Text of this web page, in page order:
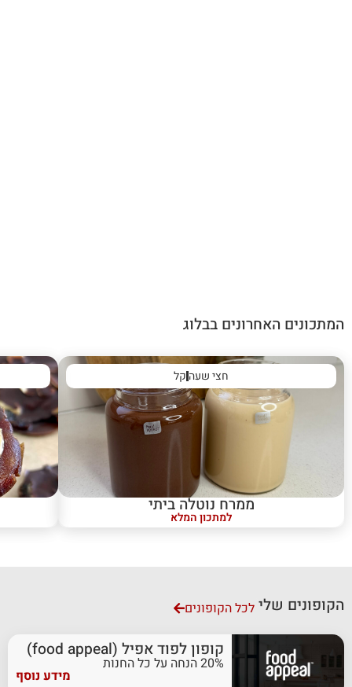
המתכונים האחרונים בבלוג
חצי שעהקל
ממרח נוטלה ביתי
למתכון המלא
הקופונים שלי לכל הקופונים
קופון לפוד אפיל (food appeal)
20% הנחה על כל החנות
מידע נוסף